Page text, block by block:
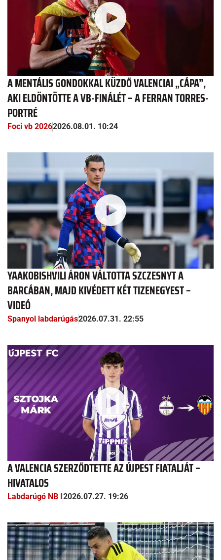
A MENTÁLIS GONDOKKAL KÜZDŐ VALENCIAI „CÁPA”,
AKI ELDÖNTÖTTE A VB-FINÁLÉT – A FERRAN TORRES-
PORTRÉ
Foci vb 20262026.08.01. 10:24
YAAKOBISHVILI ÁRON VÁLTOTTA SZCZESNYT A
BARCÁBAN, MAJD KIVÉDETT KÉT TIZENEGYEST –
VIDEÓ
Spanyol labdarúgás2026.07.31. 22:55
A VALENCIA SZERZŐDTETTE AZ ÚJPEST FIATALJÁT –
HIVATALOS
Labdarúgó NB I 2026.07.27. 19:26